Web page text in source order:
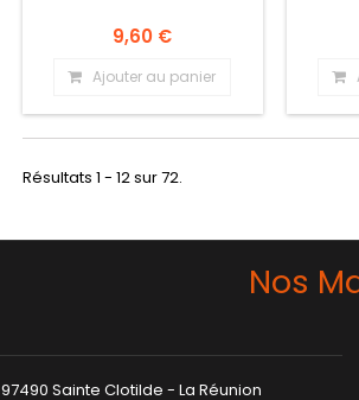
9,60 €
Ajouter au panier
Résultats 1 - 12 sur 72.
Nos
Sainte Clotilde - La Réunion